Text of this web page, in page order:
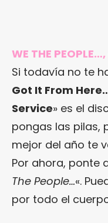
WE THE
Si todavía no te
Got It From
Service» es el
pongas las pilas,
mejor del año te
Por ahora, ponte
The People…«.
por todo el